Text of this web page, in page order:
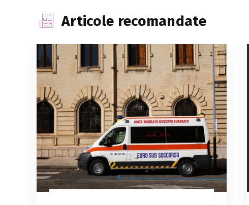
Articole recomandate